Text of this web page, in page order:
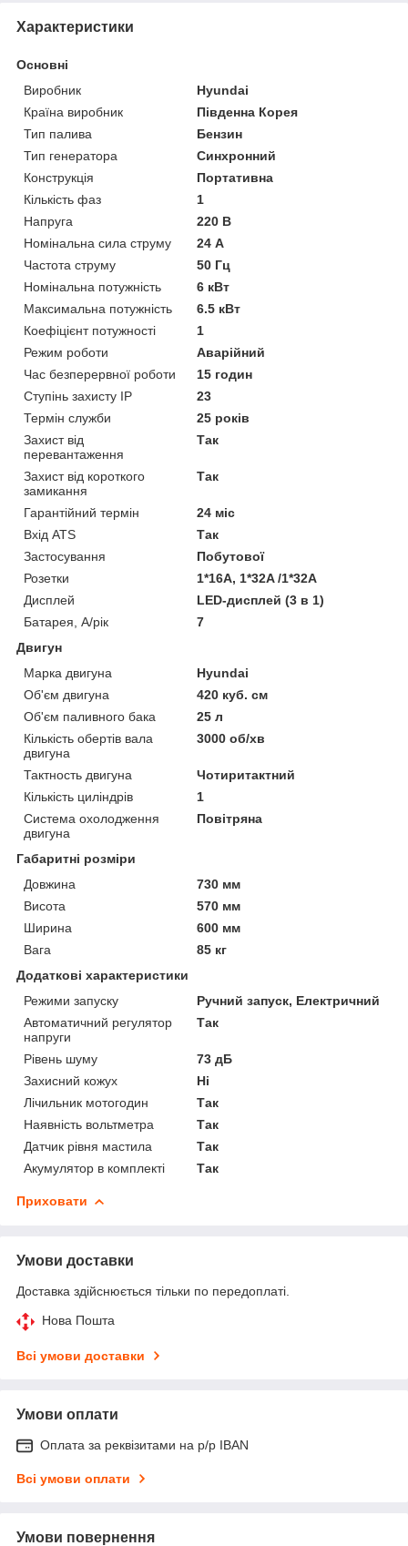
Характеристики
Основні
Виробник
Hyundai
Країна виробник
Південна Корея
Тип палива
Бензин
Тип генератора
Синхронний
Конструкція
Портативна
Кількість фаз
1
Напруга
220 В
Номінальна сила струму
24 А
Частота струму
50 Гц
Номінальна потужність
6 кВт
Максимальна потужність
6.5 кВт
Коефіцієнт потужності
1
Режим роботи
Аварійний
Час безперервної роботи
15 годин
Ступінь захисту IP
23
Термін служби
25 років
Захист від
перевантаження
Так
Захист від короткого
замикання
Так
Гарантійний термін
24 міс
Вхід ATS
Так
Застосування
Побутової
Розетки
1*16A, 1*32A /1*32A
Дисплей
LED-дисплей (3 в 1)
Батарея, А/рік
7
Двигун
Марка двигуна
Hyundai
Об'єм двигуна
420 куб. см
Об'єм паливного бака
25 л
Кількість обертів вала
двигуна
3000 об/хв
Тактность двигуна
Чотиритактний
Кількість циліндрів
1
Система охолодження
двигуна
Повітряна
Габаритні розміри
Довжина
730 мм
Висота
570 мм
Ширина
600 мм
Вага
85 кг
Додаткові характеристики
Режими запуску
Ручний запуск, Електричний
Автоматичний регулятор
напруги
Так
Рівень шуму
73 дБ
Захисний кожух
Ні
Лічильник мотогодин
Так
Наявність вольтметра
Так
Датчик рівня мастила
Так
Акумулятор в комплекті
Так
Приховати
Умови доставки
Доставка здійснюється тільки по передоплаті.
Нова Пошта
Всі умови доставки
Умови оплати
Оплата за реквізитами на р/р IBAN
Всі умови оплати
Умови повернення